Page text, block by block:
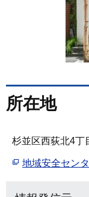
所在地
杉並区西荻北4丁
地域安全セン